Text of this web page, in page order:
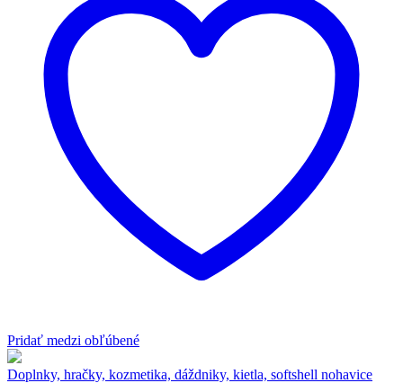
Pridať medzi obľúbené
Doplnky, hračky, kozmetika, dáždniky, kietla, softshell nohavice